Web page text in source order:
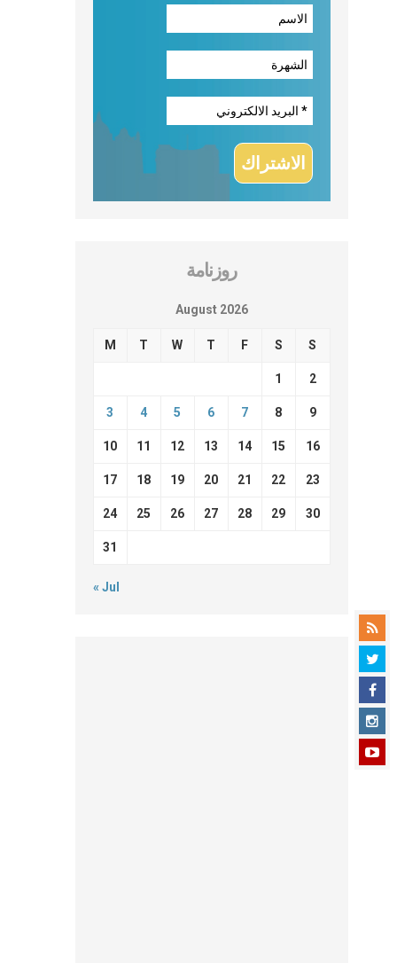
روزنامة
August 2026
M T W T F S S
1 2
3 4 5 6 7 8 9
10 11 12 13 14 15 16
17 18 19 20 21 22 23
24 25 26 27 28 29 30
31
« Jul